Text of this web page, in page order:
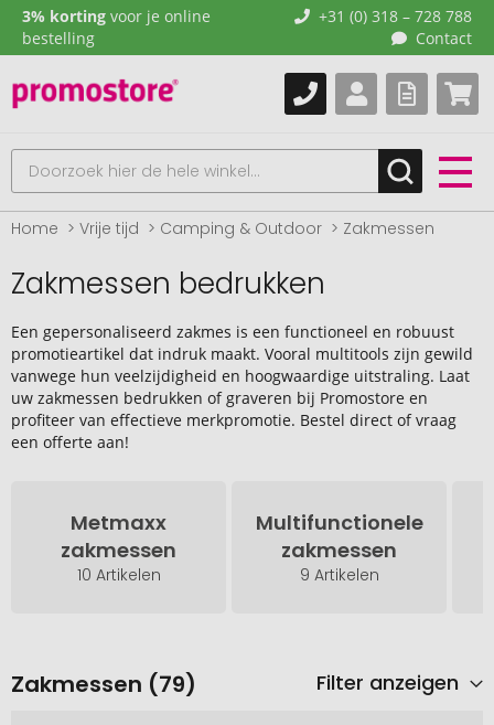
3% korting voor je online
bestelling
+31 (0) 318 – 728 788
Contact
Home Vrije tijd Camping & Outdoor Zakmessen
Zakmessen bedrukken
Een gepersonaliseerd zakmes is een functioneel en robuust
promotieartikel dat indruk maakt. Vooral multitools zijn gewild
vanwege hun veelzijdigheid en hoogwaardige uitstraling. Laat
uw zakmessen bedrukken of graveren bij Promostore en
profiteer van effectieve merkpromotie. Bestel direct of vraag
een offerte aan!
Metmaxx
zakmessen
10 Artikelen
Multifunctionele
zakmessen
9 Artikelen
Zakmessen (79) Filter anzeigen